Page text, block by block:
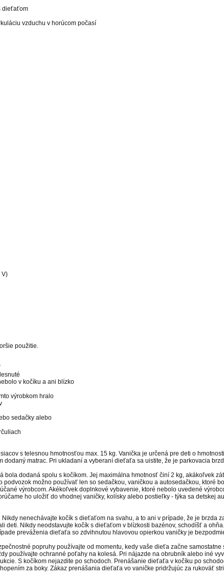
dieťaťom
vzduchu v horúcom počasí
V)
použitie.
v kočíku a ani blízko
výrobkom hralo
sedačky alebo
s telesnou hmotnosťou max. 15 kg. Vanička je určená pre deti o
dodaný matrac. Pri ukladaní a vyberaní dieťaťa sa uistite, že je parkovacia
bola dodaná spolu s kočíkom. Jej maximálna hmotnosť činí 2 kg, akákoľvek
možno používať len so sedačkou, vaničkou a autosedačkou, ktoré
výrobcom. Akékoľvek doplnkové vybavenie, ktoré nebolo uvedené
ho uložiť do vhodnej vaničky, kolísky alebo postieľky - týka sa detskej
nenechávajte kočík s dieťaťom na svahu, a to ani v prípade, že je brzda
deti. Nikdy neodstavujte kočík s dieťaťom v blízkosti bazénov, schodíšť a
preváženia dieťaťa so zdvihnutou hlavovou opierkou vaničky je
popruhy používajte od momentu, kedy vaše dieťa začne
používajte ochranné poťahy na kolesá. Pri nájazde na obrubník alebo iné
S kočíkom nejazdite po schodoch. Prenášanie dieťaťa v kočíku po
za boky. Zákaz prenášania dieťaťa vo vaničke pridržujúc za rukoväť